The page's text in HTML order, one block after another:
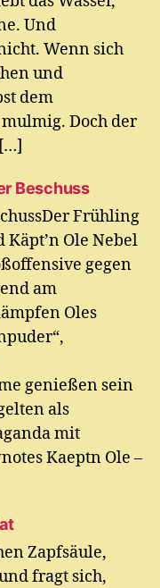
Und
Wenn sich
und
dem
Doch der
Beschuss
Frühling
Ole Nebel
gegen
am
Oles
genießen sein
als
mit
Kaeptn Ole –
Zapfsäule,
fragt sich,